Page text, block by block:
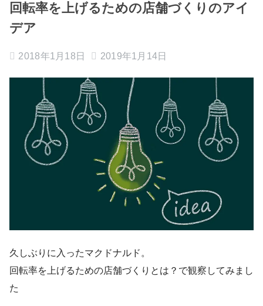
回転率を上げるための店舗づくりのアイ
デア
2018年1月18日 2019年1月14日
久しぶりに入ったマクドナルド。
回転率を上げるための店舗づくりとは？で観察してみまし
た